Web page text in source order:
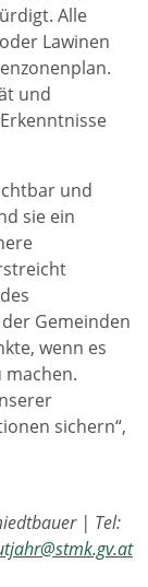
Alle
Lawinen
und
und
sie ein
Gemeinden
wenn es
machen.
sichern“,
| Tel: